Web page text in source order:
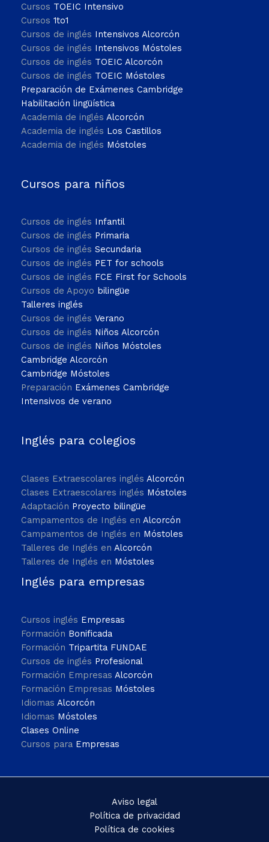
Cursos TOEIC Intensivo
Cursos 1to1
Cursos de inglés Intensivos Alcorcón
Cursos de inglés Intensivos Móstoles
Cursos de inglés TOEIC Alcorcón
Cursos de inglés TOEIC Móstoles
Preparación de Exámenes Cambridge
Habilitación lingüística
Academia de inglés Alcorcón
Academia de inglés Los Castillos
Academia de inglés Móstoles
Cursos para niños
Cursos de inglés Infantil
Cursos de inglés Primaria
Cursos de inglés Secundaria
Cursos de inglés PET for schools
Cursos de inglés FCE First for Schools
Cursos de Apoyo bilingüe
Talleres inglés
Cursos de inglés Verano
Cursos de inglés Niños Alcorcón
Cursos de inglés Niños Móstoles
Cambridge Alcorcón
Cambridge Móstoles
Preparación Exámenes Cambridge
Intensivos de verano
Inglés para colegios
Clases Extraescolares inglés Alcorcón
Clases Extraescolares inglés Móstoles
Adaptación Proyecto bilingüe
Campamentos de Inglés en Alcorcón
Campamentos de Inglés en Móstoles
Talleres de Inglés en Alcorcón
Talleres de Inglés en Móstoles
Inglés para empresas
Cursos inglés Empresas
Formación Bonificada
Formación Tripartita FUNDAE
Cursos de inglés Profesional
Formación Empresas Alcorcón
Formación Empresas Móstoles
Idiomas Alcorcón
Idiomas Móstoles
Clases Online
Cursos para Empresas
Aviso legal
Política de privacidad
Política de cookies